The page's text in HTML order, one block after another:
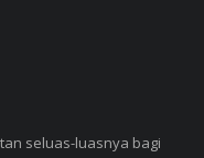
seluas-luasnya bagi